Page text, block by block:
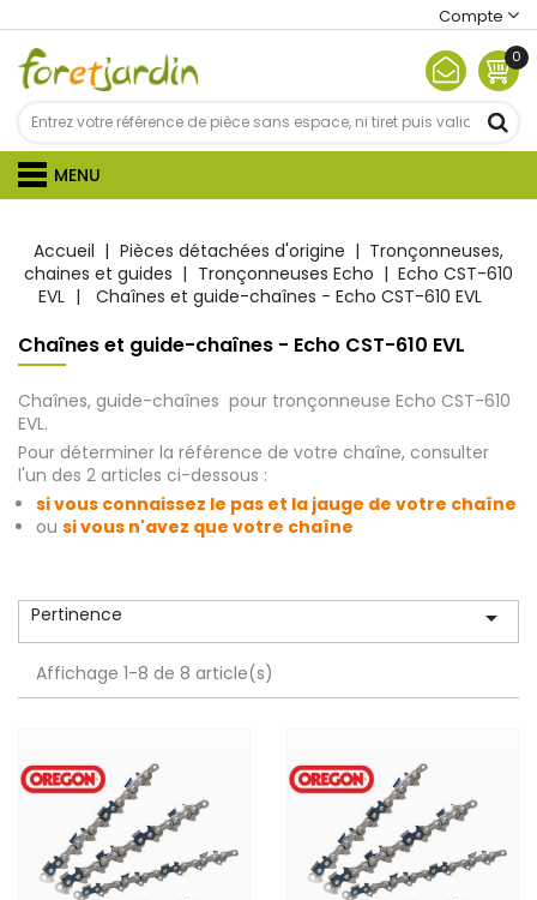
Compte
0
MENU
Accueil Pièces détachées d'origine
Tronçonneuses,
chaines et guides
Tronçonneuses Echo
Echo CST-610
EVL
Chaînes et guide-chaînes - Echo CST-610 EVL
Chaînes et guide-chaînes - Echo CST-610 EVL
Chaînes, guide-chaînes pour tronçonneuse Echo CST-610
EVL.
Pour déterminer la référence de votre chaîne, consulter
l'un des 2 articles ci-dessous :
si vous connaissez le pas et la jauge de votre chaîne
ou si vous n'avez que votre chaîne
Pertinence 
Affichage 1-8 de 8 article(s)